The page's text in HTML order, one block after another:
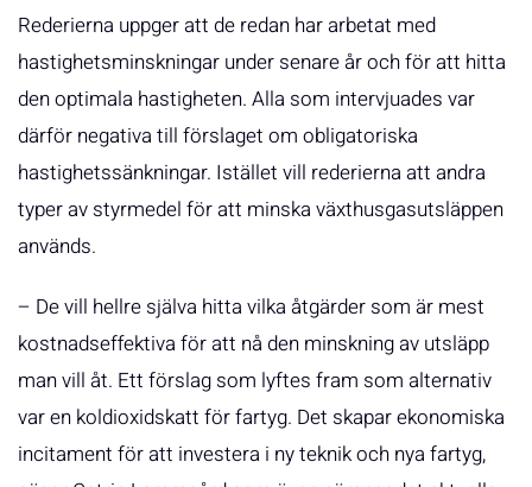
Rederierna uppger att de redan har arbetat med
hastighetsminskningar under senare år och för att hitta
den optimala hastigheten. Alla som intervjuades var
därför negativa till förslaget om obligatoriska
hastighetssänkningar. Istället vill rederierna att andra
typer av styrmedel för att minska växthusgasutsläppen
används.
– De vill hellre själva hitta vilka åtgärder som är mest
kostnadseffektiva för att nå den minskning av utsläpp
man vill åt. Ett förslag som lyftes fram som alternativ
var en koldioxidskatt för fartyg. Det skapar ekonomiska
incitament för att investera i ny teknik och nya fartyg,